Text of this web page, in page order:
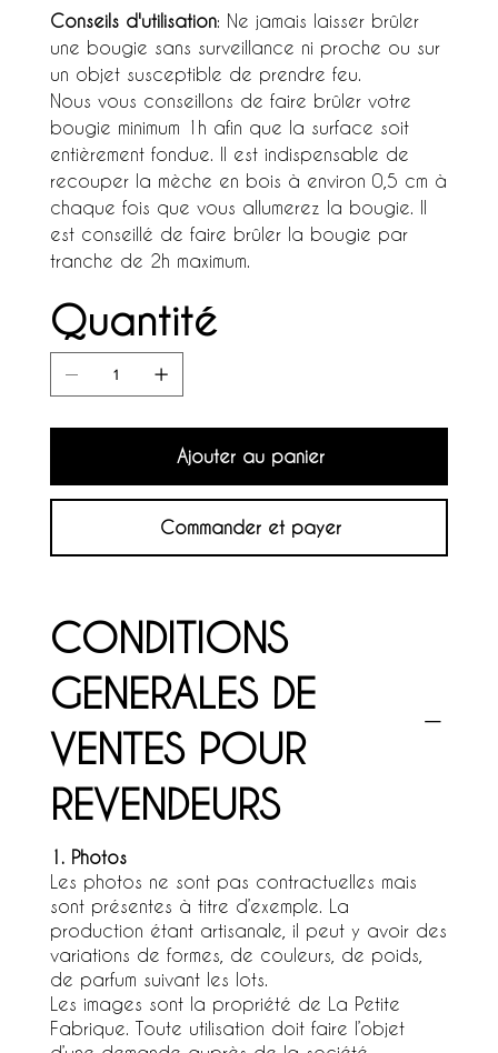
Conseils d'utilisation: Ne jamais laisser brûler
une bougie sans surveillance ni proche ou sur
un objet susceptible de prendre feu.
Nous vous conseillons de faire brûler votre
bougie minimum 1h afin que la surface soit
entièrement fondue. Il est indispensable de
recouper la mèche en bois à environ 0,5 cm à
chaque fois que vous allumerez la bougie. Il
est conseillé de faire brûler la bougie par
tranche de 2h maximum.
Quantité
Ajouter au panier
Commander et payer
CONDITIONS
GENERALES DE
VENTES POUR
REVENDEURS
1. Photos
Les photos ne sont pas contractuelles mais
sont présentes à titre d’exemple. La
production étant artisanale, il peut y avoir des
variations de formes, de couleurs, de poids,
de parfum suivant les lots.
Les images sont la propriété de La Petite
Fabrique. Toute utilisation doit faire l’objet